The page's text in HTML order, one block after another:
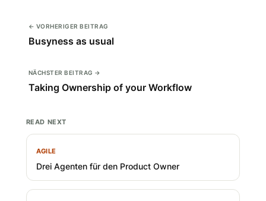
← VORHERIGER BEITRAG
Busyness as usual
NÄCHSTER BEITRAG →
Taking Ownership of your Workflow
READ NEXT
AGILE
Drei Agenten für den Product Owner